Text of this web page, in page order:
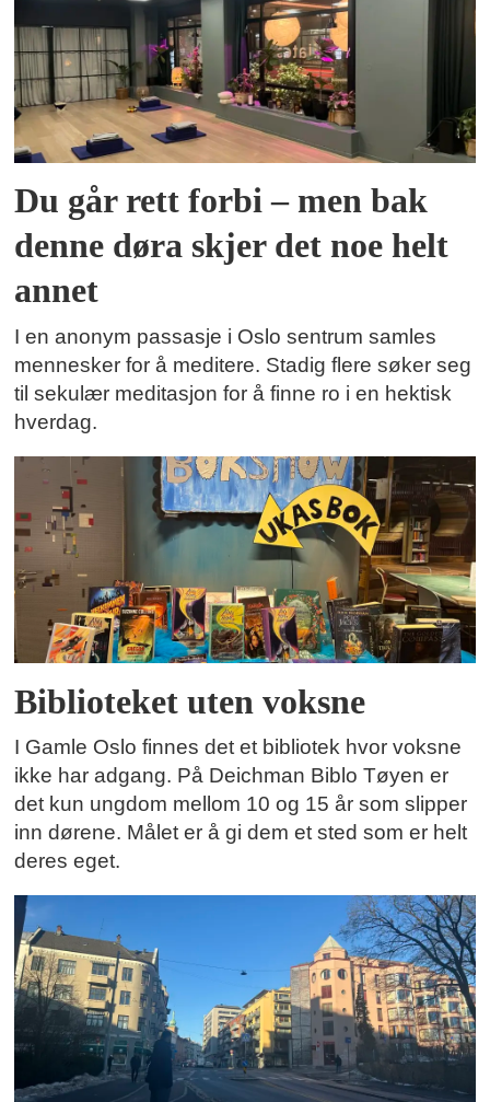
Du går rett forbi – men bak
denne døra skjer det noe helt
annet
I en anonym passasje i Oslo sentrum samles
mennesker for å meditere. Stadig flere søker seg
til sekulær meditasjon for å finne ro i en hektisk
hverdag.
Biblioteket uten voksne
I Gamle Oslo finnes det et bibliotek hvor voksne
ikke har adgang. På Deichman Biblo Tøyen er
det kun ungdom mellom 10 og 15 år som slipper
inn dørene. Målet er å gi dem et sted som er helt
deres eget.